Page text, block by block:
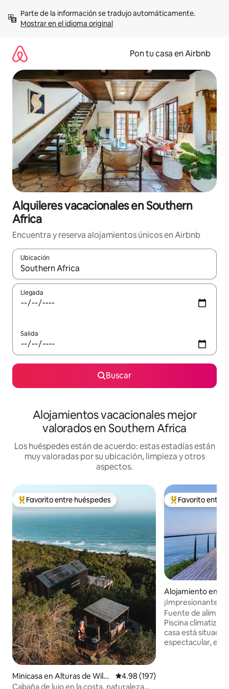
contenidoMostrar en el idioma original
Pon tu casa en Airbnb
Alquileres vacacionales en Southern
Africa
Encuentra y reserva alojamientos únicos en Airbnb
Ubicación
Cuando los resultados estén disponibles, navega con las
Llegada
Salida
Buscar
Alojamientos vacacionales mejor
valorados en Southern Africa
Los huéspedes están de acuerdo: estas estadías están
muy valoradas por su ubicación, limpieza y otros
aspectos.
Favorito entre huéspedes preferido
Favorito entre huéspedes
Minicasa en Alturas de Wild
erness
Calificación promedio: 4.98 de
4.98 (197)
Cabaña de lujo en la costa, naturaleza
Favorito entre
Favorito entre
Alojamiento en
hts, George
¡Impresionante
climatizada,
Fuente de
Piscina climatizada
casa está situada
espectacular,